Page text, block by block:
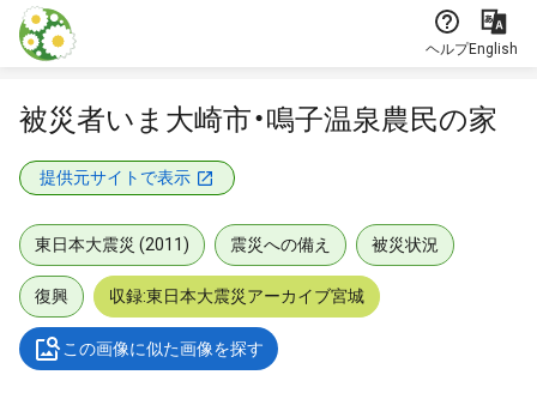
本文に飛ぶ
ヘルプEnglish
被災者いま大崎市・鳴子温泉農民の家
提供元サイトで表示
東日本大震災 (2011) 震災への備え 被災状況
復興 収録:東日本大震災アーカイブ宮城
この画像に似た画像を探す